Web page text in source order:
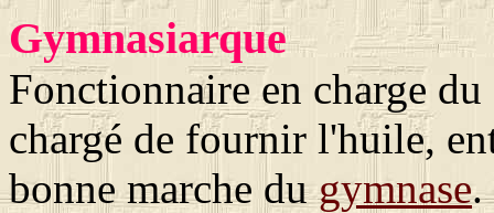
Gymnasiarque
Fonctionnaire en charge du
chargé de fournir l'huile,
bonne marche dugymnase.